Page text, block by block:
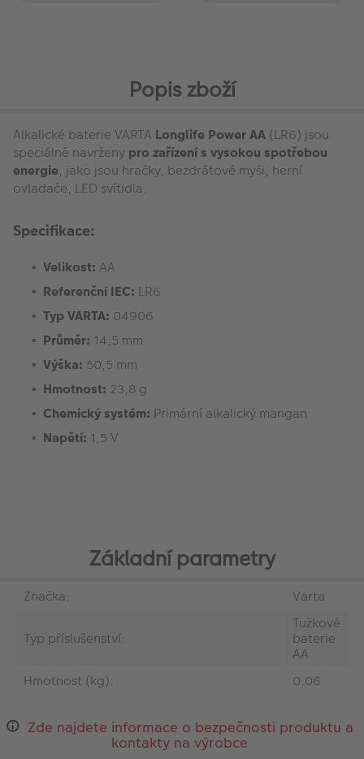
Popis zboží
Alkalické baterie VARTA Longlife Power AA (LR6) jsou
speciálně navrženy pro zařízení s vysokou spotřebou
energie, jako jsou hračky, bezdrátové myši, herní
ovladače, LED svítidla.
Specifikace:
Velikost: AA
Referenční IEC: LR6
Typ VARTA: 04906
Průměr: 14,5 mm
Výška: 50,5 mm
Hmotnost: 23,8 g
Chemický systém: Primární alkalický mangan
Napětí: 1,5 V
Základní parametry
Značka: Varta
Typ příslušenství:
Tužkové
baterie
AA
Hmotnost (kg):
0.06
Zde najdete informace o bezpečnosti produktu a
kontakty na výrobce